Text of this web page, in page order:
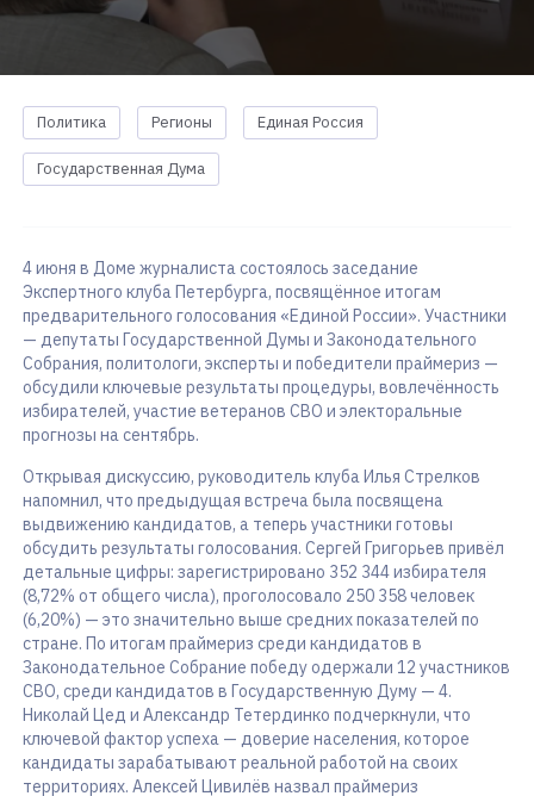
Политика Регионы Единая Россия
Государственная Дума
4 июня в Доме журналиста состоялось заседание
Экспертного клуба Петербурга, посвящённое итогам
предварительного голосования «Единой России». Участники
— депутаты Государственной Думы и Законодательного
Собрания, политологи, эксперты и победители праймериз —
обсудили ключевые результаты процедуры, вовлечённость
избирателей, участие ветеранов СВО и электоральные
прогнозы на сентябрь.
Открывая дискуссию, руководитель клуба Илья Стрелков
напомнил, что предыдущая встреча была посвящена
выдвижению кандидатов, а теперь участники готовы
обсудить результаты голосования. Сергей Григорьев привёл
детальные цифры: зарегистрировано 352 344 избирателя
(8,72% от общего числа), проголосовало 250 358 человек
(6,20%) — это значительно выше средних показателей по
стране. По итогам праймериз среди кандидатов в
Законодательное Собрание победу одержали 12 участников
СВО, среди кандидатов в Государственную Думу — 4.
Николай Цед и Александр Тетердинко подчеркнули, что
ключевой фактор успеха — доверие населения, которое
кандидаты зарабатывают реальной работой на своих
территориях. Алексей Цивилёв назвал праймериз